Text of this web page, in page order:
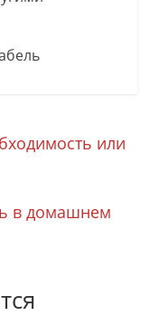
или
в домашнем